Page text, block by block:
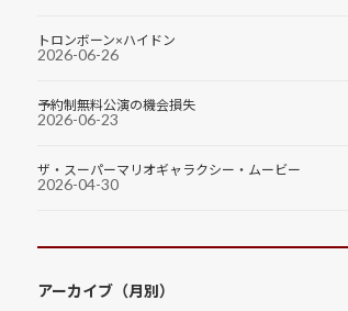
トロンボーン×ハイドン
2026-06-26
予約制無料公演の機会損失
2026-06-23
ザ・スーパーマリオギャラクシー・ムービー
2026-04-30
アーカイブ（月別）